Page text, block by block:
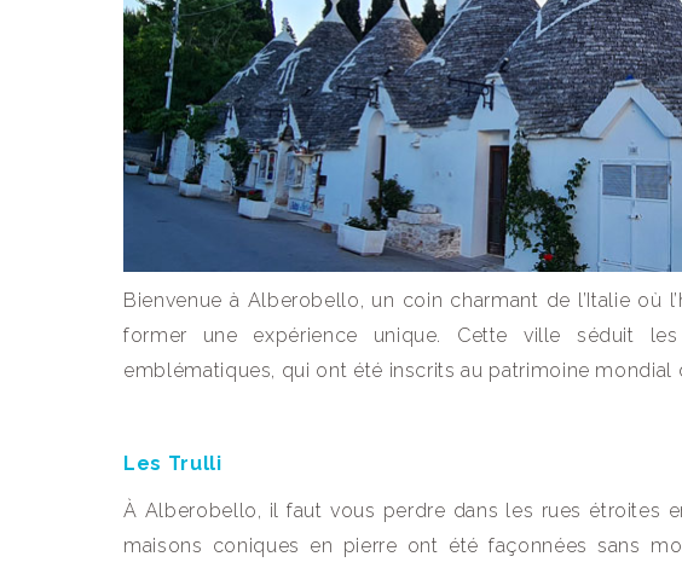
Bienvenue à Alberobello, un coin charmant de l’Italie où
former une expérience unique. Cette ville séduit
emblématiques, qui ont été inscrits au patrimoine mondial
Les Trulli
À Alberobello, il faut vous perdre dans les rues étroites
maisons coniques en pierre ont été façonnées sans